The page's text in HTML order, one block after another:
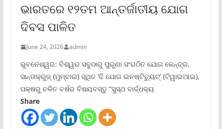
ଭାରତରେ ୧୨ତମ ଆନ୍ତର୍ଜାତୀୟ ଯୋଗ
ଦିବସ ପାଳିତ
June 24, 2026 admin
ଭୁବନେଶ୍ୱର: ବିଶ୍ୱର ସବୁଠାରୁ ପୁରୁଣା ସଂଗଠିତ ଯୋଗ କେନ୍ଦ୍ର,
ସାନ୍ତାକ୍ରୁଜ୍ (ମୁମ୍ବାଇ) ସ୍ଥିତ ‘ଦି ଯୋଗ ଇନଷ୍ଟିଚ୍ୟୁଟ୍‌’ (ଟିୱାଇଆଇ),
ପକ୍ଷରୁ ଚଳିତ ବର୍ଷର ବିଷୟବସ୍ତୁ “ସୁସ୍ଥ ବାର୍ଦ୍ଧକ୍ୟ
Share